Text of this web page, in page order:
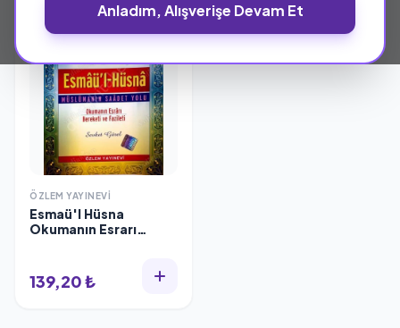
Anladım, Alışverişe Devam Et
ÖZLEM YAYINEVI
Esmaü'l Hüsna
Okumanın Esrarı
139,20 ₺